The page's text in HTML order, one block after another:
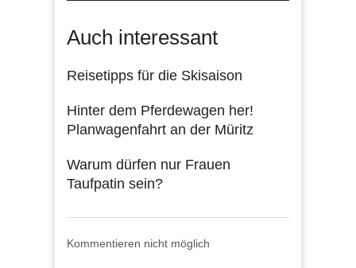
Auch interessant
Reisetipps für die Skisaison
Hinter dem Pferdewagen her!
Planwagenfahrt an der Müritz
Warum dürfen nur Frauen
Taufpatin sein?
Kommentieren nicht möglich